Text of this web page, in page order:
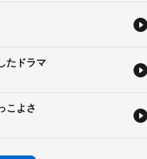
たドラマ
こよさ